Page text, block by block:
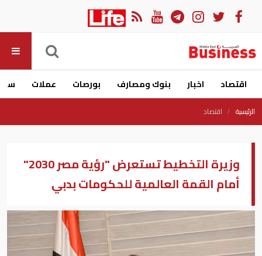
اقتصاد اخبار بنوك ومصارف بورصات عملات
الرئيسية اقتصاد
وزيرة التخطيط تستعرض "رؤية مصر 2030"
أمام القمة العالمية للحكومات بدبي